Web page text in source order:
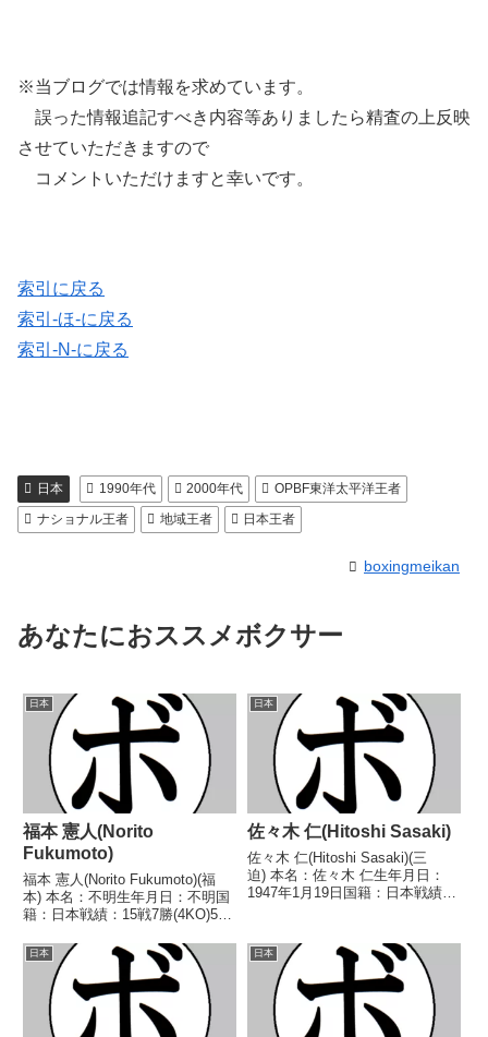
※当ブログでは情報を求めています。
誤った情報追記すべき内容等ありましたら精査の上反映
させていただきますので
コメントいただけますと幸いです。
索引に戻る
索引-ほ-に戻る
索引-N-に戻る
日本 1990年代 2000年代
OPBF東洋太平洋王者
ナショナル王者
地域王者 日本王者
boxingmeikan
あなたにおススメボクサー
日本
福本 憲人(Norito
Fukumoto)
福本 憲人(Norito Fukumoto)(福
本) 本名：不明生年月日：不明国
籍：日本戦績：15戦7勝(4KO)5敗
日本スーパーバンタム級新人
王 【戦歴】1968/12/09
○2RKO 長谷川 札利(...
日本
佐々木 仁(Hitoshi Sasaki)
佐々木 仁(Hitoshi Sasaki)(三
迫) 本名：佐々木 仁生年月日：
1947年1月19日国籍：日本戦績：
1969/07/30 ●6R判定 (採点不
明) 後藤 吉伸(野口)...
日本 日本